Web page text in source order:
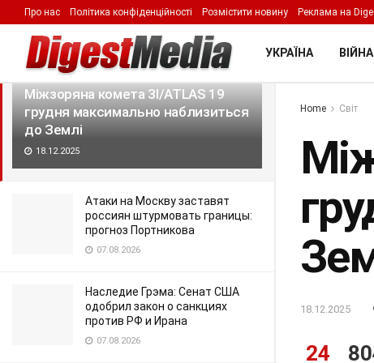
LATEST TRENDING Filter
Міжзоряна комета 3I/ATLAS 19
грудня максимально наблизиться
до Землі
18.12.2025
Атаки на Москву заставят
россиян штурмовать границы:
прогноз Портникова
07.08.2026
Наследие Грэма: Сенат США
одобрил закон о санкциях
против РФ и Ирана
07.08.2026
Про нас Політика конфіденційності Розмістити новину Реклама на
УКРАЇНА ВІЙНА
Home Світ
18.12.2025
24